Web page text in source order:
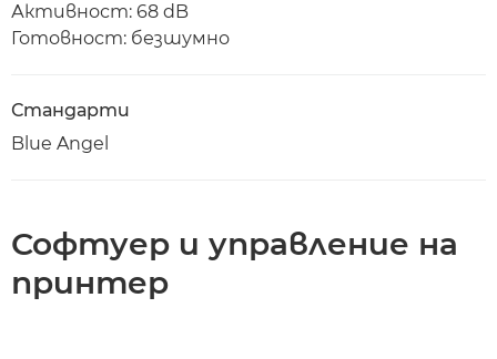
Активност: 68 dB
Готовност: безшумно
Стандарти
Blue Angel
Софтуер и управление на
принтер